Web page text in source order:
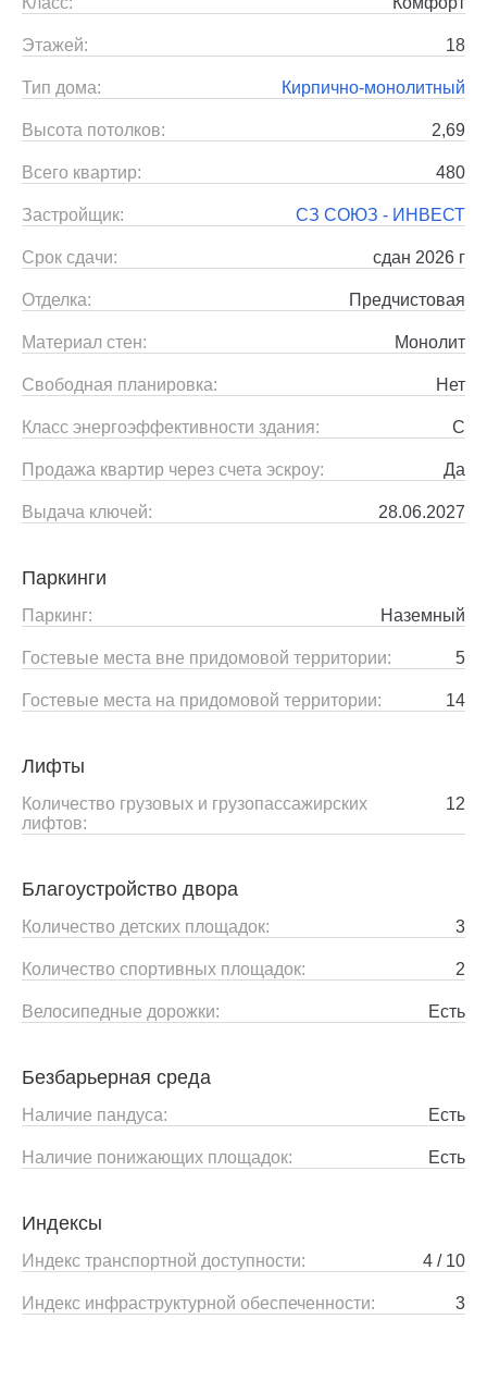
Этажей: 18
Тип дома: Кирпично-монолитный
Высота потолков: 2,69
Всего квартир: 480
Застройщик: СЗ СОЮЗ - ИНВЕСТ
Срок сдачи: сдан 2026 г
Отделка: Предчистовая
Материал стен: Монолит
Свободная планировка: Нет
Класс энергоэффективности здания: C
Продажа квартир через счета эскроу: Да
Выдача ключей: 28.06.2027
Паркинги
Паркинг: Наземный
Гостевые места вне придомовой территории: 5
Гостевые места на придомовой территории: 14
Лифты
Количество грузовых и грузопассажирских
лифтов:
12
Благоустройство двора
Количество детских площадок: 3
Количество спортивных площадок: 2
Велосипедные дорожки: Есть
Безбарьерная среда
Наличие пандуса: Есть
Наличие понижающих площадок: Есть
Индексы
Индекс транспортной доступности: 4 / 10
Индекс инфраструктурной обеспеченности: 3